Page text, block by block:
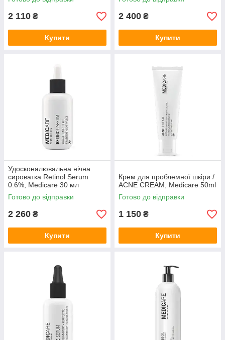
2 110 ₴
Купити
2 400 ₴
Купити
Удосконалювальна нічна
сироватка Retinol Serum
0.6%, Medicare 30 мл
Готово до відправки
2 260 ₴
Купити
Крем для проблемної шкіри /
ACNE CREAM, Medicare 50ml
Готово до відправки
1 150 ₴
Купити